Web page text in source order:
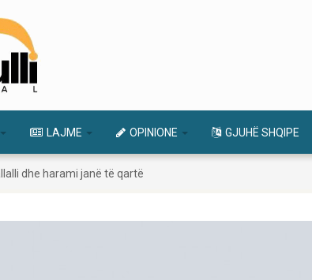
LAJME OPINIONE GJUHË SHQIPE
dhe harami janë të qartë